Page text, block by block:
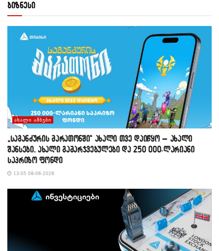
ბიზნესი
ᲐᲮᲐᲚᲘ ᲐᲛᲑᲔᲑᲘ
„საგანძურის მარათონში“ ახალი თვე დაიწყო – ახალი
შანსები, ახალი გამარჯვებულები და 250 000-ლარიანი
საპრიზო ფონდი
13:05 08-06-2026